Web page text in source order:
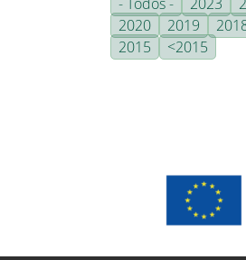
2020
2019
2015
<2015